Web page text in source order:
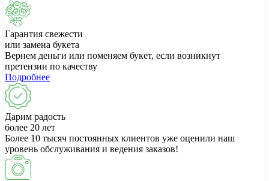
Гарантия свежести
или замена букета
Вернем деньги или поменяем букет, если возникнут
претензии по качеству
Подробнее
Дарим радость
более 20 лет
Более 10 тысяч постоянных клиентов уже оценили наш
уровень обслуживания и ведения заказов!